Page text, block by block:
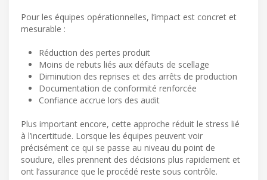
Pour les équipes opérationnelles, l’impact est concret et
mesurable :
Réduction des pertes produit
Moins de rebuts liés aux défauts de scellage
Diminution des reprises et des arrêts de production
Documentation de conformité renforcée
Confiance accrue lors des audit
Plus important encore, cette approche réduit le stress lié
à l’incertitude. Lorsque les équipes peuvent voir
précisément ce qui se passe au niveau du point de
soudure, elles prennent des décisions plus rapidement et
ont l’assurance que le procédé reste sous contrôle.